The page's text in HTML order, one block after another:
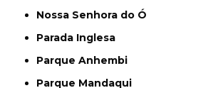
Nossa Senhora do Ó
Parada Inglesa
Parque Anhembi
Parque Mandaqui